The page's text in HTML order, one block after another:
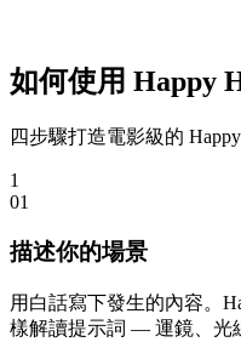
如何使用 Happy
四步驟打造電影級的
1
01
描述你的場景
用白話寫下發生的內容。
樣解讀提示詞 — 運鏡、光